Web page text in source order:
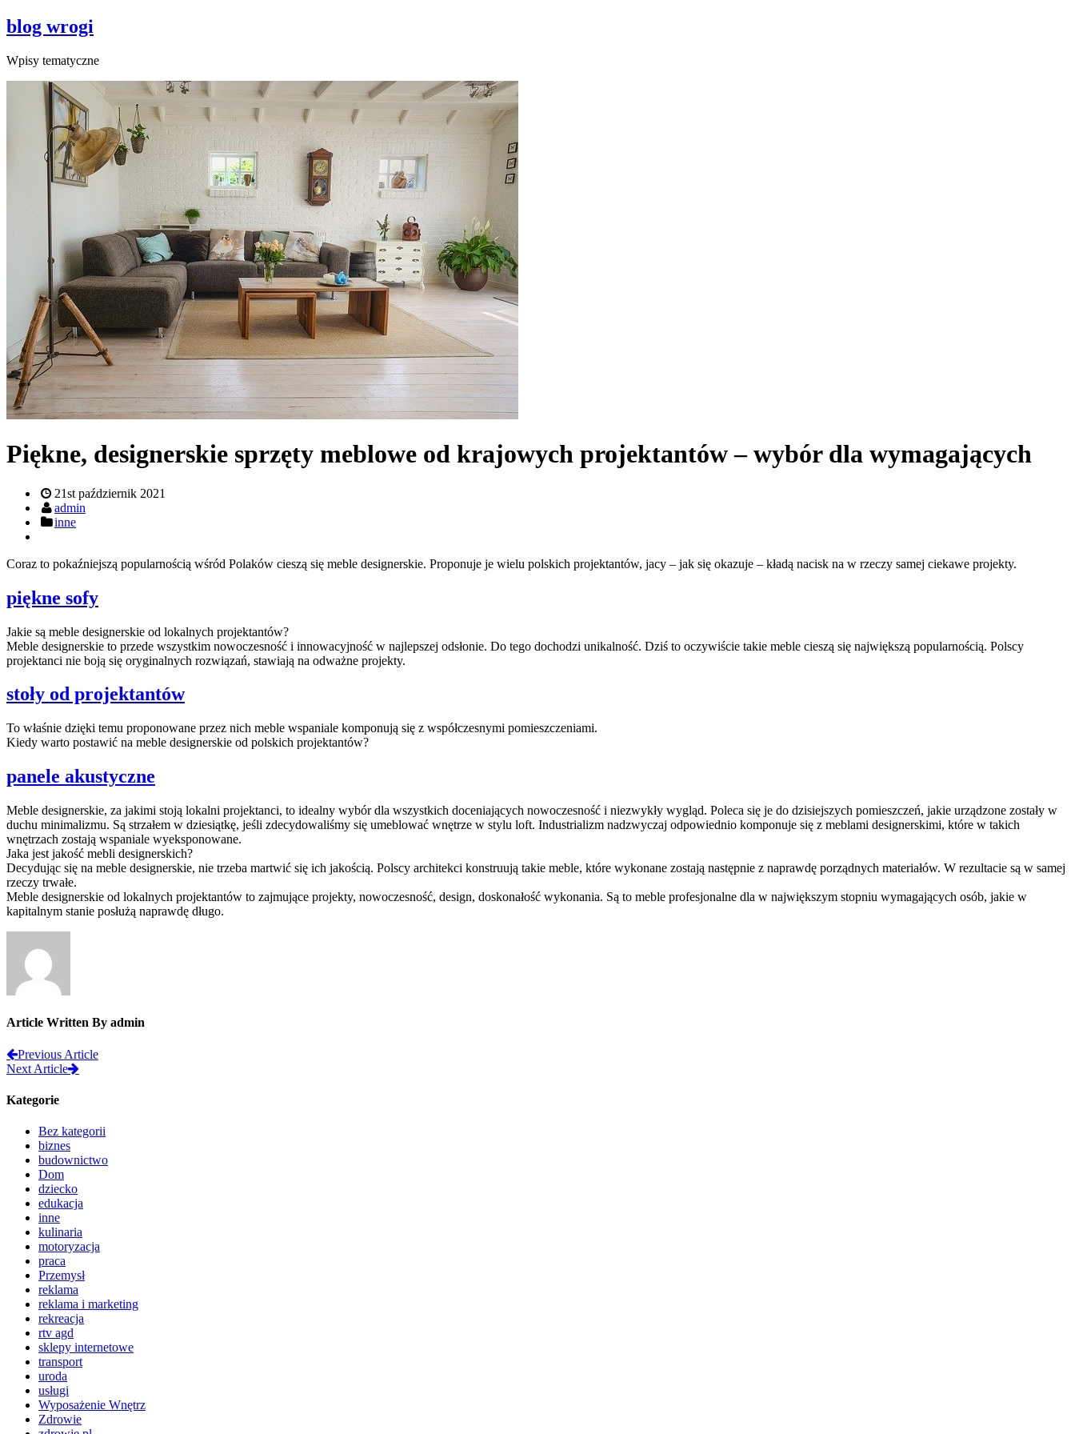
blog wrogi
Wpisy tematyczne
Piękne, designerskie sprzęty meblowe od krajowych projektantów – wybór dla wymagających
21st październik 2021
admin
inne
Coraz to pokaźniejszą popularnością wśród Polaków cieszą się meble designerskie. Proponuje je wielu polskich projektantów, jacy – jak się okazuje – kładą nacisk na w rzeczy samej ciekawe projekty.
piękne sofy
Jakie są meble designerskie od lokalnych projektantów?
Meble designerskie to przede wszystkim nowoczesność i innowacyjność w najlepszej odsłonie. Do tego dochodzi unikalność. Dziś to oczywiście takie meble cieszą się największą popularnością. Polscy
projektanci nie boją się oryginalnych rozwiązań, stawiają na odważne projekty.
stoły od projektantów
To właśnie dzięki temu proponowane przez nich meble wspaniale komponują się z współczesnymi pomieszczeniami.
Kiedy warto postawić na meble designerskie od polskich projektantów?
panele akustyczne
Meble designerskie, za jakimi stoją lokalni projektanci, to idealny wybór dla wszystkich doceniających nowoczesność i niezwykły wygląd. Poleca się je do dzisiejszych pomieszczeń, jakie urządzone zostały w
duchu minimalizmu. Są strzałem w dziesiątkę, jeśli zdecydowaliśmy się umeblować wnętrze w stylu loft. Industrializm nadzwyczaj odpowiednio komponuje się z meblami designerskimi, które w takich
wnętrzach zostają wspaniale wyeksponowane.
Jaka jest jakość mebli designerskich?
Decydując się na meble designerskie, nie trzeba martwić się ich jakością. Polscy architekci konstruują takie meble, które wykonane zostają następnie z naprawdę porządnych materiałów. W rezultacie są w samej
rzeczy trwałe.
Meble designerskie od lokalnych projektantów to zajmujące projekty, nowoczesność, design, doskonałość wykonania. Są to meble profesjonalne dla w największym stopniu wymagających osób, jakie w
kapitalnym stanie posłużą naprawdę długo.
Article Written By admin
Previous Article
Next Article
Kategorie
Bez kategorii
biznes
budownictwo
Dom
dziecko
edukacja
inne
kulinaria
motoryzacja
praca
Przemysł
reklama
reklama i marketing
rekreacja
rtv agd
sklepy internetowe
transport
uroda
usługi
Wyposażenie Wnętrz
Zdrowie